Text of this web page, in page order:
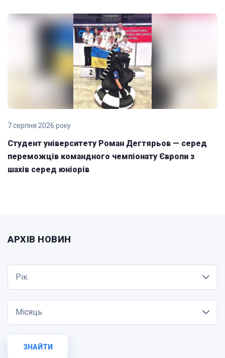
7 серпня 2026 року
Студент університету Роман Дегтярьов — серед
переможців командного чемпіонату Європи з
шахів серед юніорів
АРХІВ НОВИН
Рік
Місяць
ЗНАЙТИ